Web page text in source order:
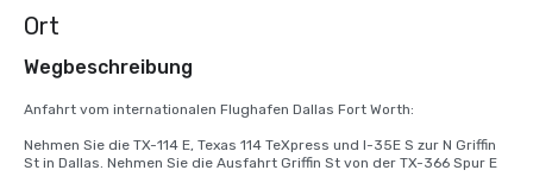
Ort
Wegbeschreibung
Anfahrt vom internationalen Flughafen Dallas Fort Worth:
Nehmen Sie die TX-114 E, Texas 114 TeXpress und I-35E S zur N Griffin
St in Dallas. Nehmen Sie die Ausfahrt Griffin St von der TX-366 Spur E